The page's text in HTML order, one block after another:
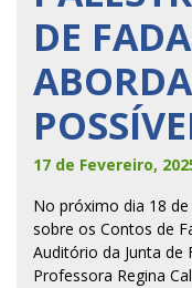
DE
17 de Fevereiro,
No próximo dia 18
sobre os Contos de
Auditório da Junta de
Professora Regina